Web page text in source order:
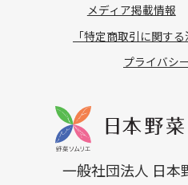
メディア掲載情報
「特定商取引に関す
プライバシ
一般社団法人 日本